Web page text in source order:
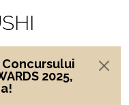
2025,